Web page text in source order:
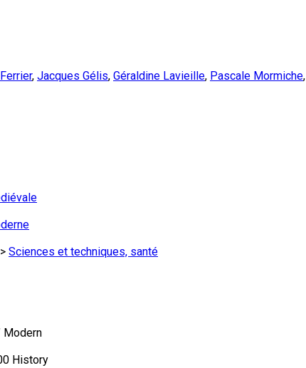
, Jacques Gélis, Géraldine Lavieille, Pascale Mormiche,
> Sciences et techniques, santé
Modern
History